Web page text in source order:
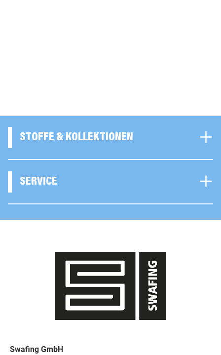
STOFFE & KOLLEKTIONEN
SERVICE
Swafing GmbH